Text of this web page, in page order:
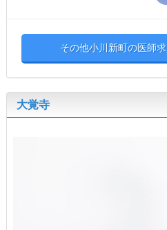
その他小川新町の医師
大覚寺